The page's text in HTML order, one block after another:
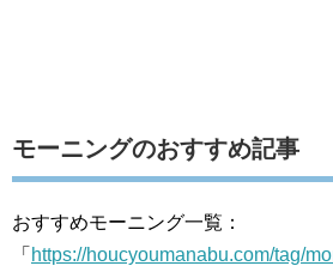
モーニングのおすすめ記事
おすすめモーニング一覧：
「 https://houcyoumanabu.com/tag/